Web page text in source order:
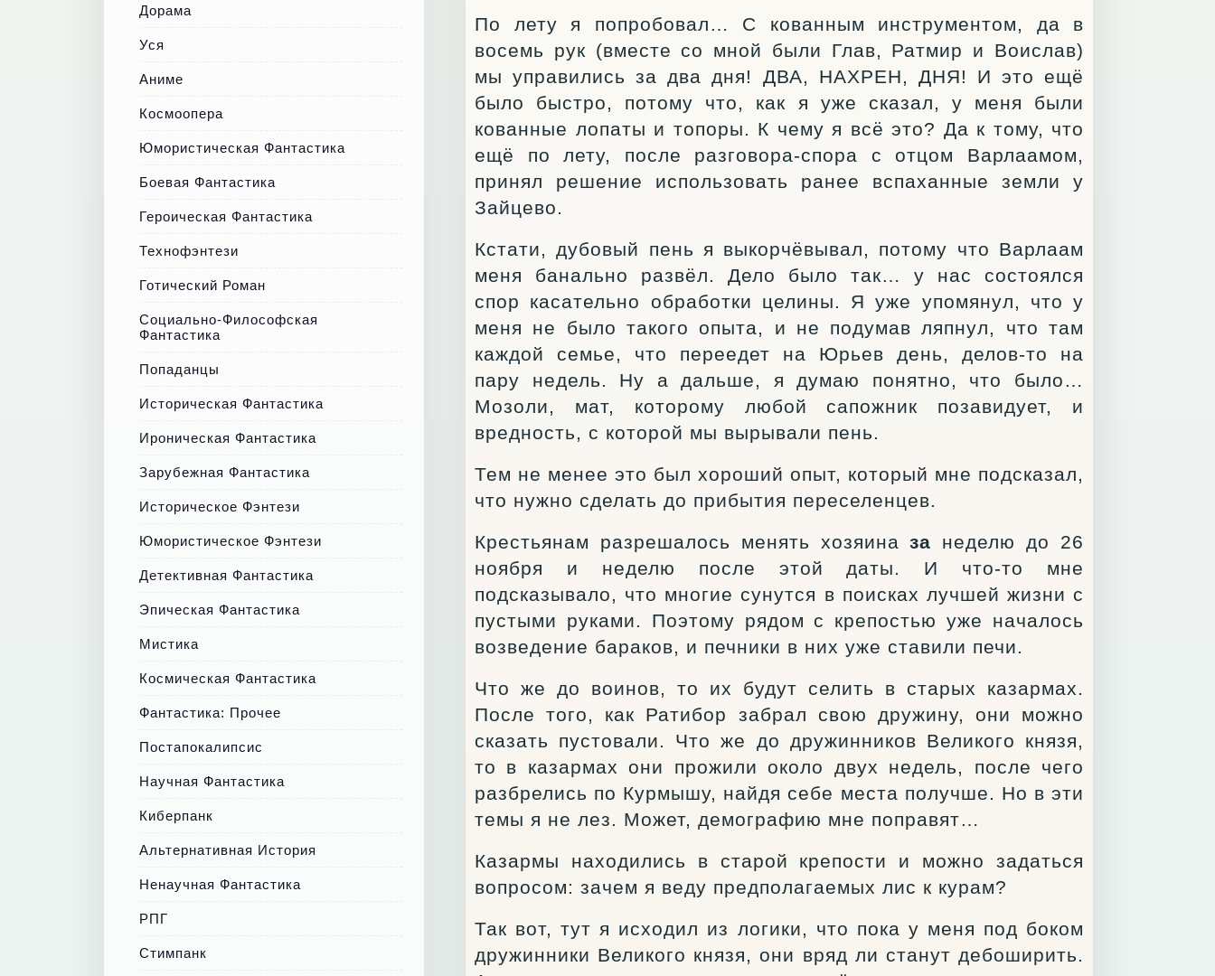
По лету я попробовал… С кованным инструментом, да в
восемь рук (вместе со мной были Глав, Ратмир и Воислав)
мы управились за два дня! ДВА, НАХРЕН, ДНЯ! И это ещё
было быстро, потому что, как я уже сказал, у меня были
кованные лопаты и топоры. К чему я всё это? Да к тому, что
ещё по лету, после разговора-спора с отцом Варлаамом,
принял решение использовать ранее вспаханные земли у
Зайцево.
Кстати, дубовый пень я выкорчёвывал, потому что Варлаам
меня банально развёл. Дело было так… у нас состоялся
спор касательно обработки целины. Я уже упомянул, что у
меня не было такого опыта, и не подумав ляпнул, что там
каждой семье, что переедет на Юрьев день, делов-то на
пару недель. Ну а дальше, я думаю понятно, что было…
Мозоли, мат, которому любой сапожник позавидует, и
вредность, с которой мы вырывали пень.
Тем не менее это был хороший опыт, который мне подсказал,
что нужно сделать до прибытия переселенцев.
Крестьянам разрешалось менять хозяиназа неделю до 26
ноября и неделю после этой даты. И что-то мне
подсказывало, что многие сунутся в поисках лучшей жизни с
пустыми руками. Поэтому рядом с крепостью уже началось
возведение бараков, и печники в них уже ставили печи.
Что же до воинов, то их будут селить в старых казармах.
После того, как Ратибор забрал свою дружину, они можно
сказать пустовали. Что же до дружинников Великого князя,
то в казармах они прожили около двух недель, после чего
разбрелись по Курмышу, найдя себе места получше. Но в эти
темы я не лез. Может, демографию мне поправят…
Казармы находились в старой крепости и можно задаться
вопросом: зачем я веду предполагаемых лис к курам?
Так вот, тут я исходил из логики, что пока у меня под боком
дружинники Великого князя, они вряд ли станут дебоширить.
Дорама
Уся
Аниме
Космоопера
Юмористическая Фантастика
Боевая Фантастика
Героическая Фантастика
Технофэнтези
Готический Роман
Социально-Философская
Фантастика
Попаданцы
Историческая Фантастика
Ироническая Фантастика
Зарубежная Фантастика
Историческое Фэнтези
Юмористическое Фэнтези
Детективная Фантастика
Эпическая Фантастика
Мистика
Космическая Фантастика
Фантастика: Прочее
Постапокалипсис
Научная Фантастика
Киберпанк
Альтернативная История
Ненаучная Фантастика
РПГ
Стимпанк